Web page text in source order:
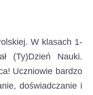
W klasach 1-
(Ty)Dzień Nauki.
Uczniowie bardzo
doświadczanie i